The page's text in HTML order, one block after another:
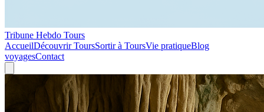
Tribune Hebdo Tours
AccueilDécouvrir ToursSortir à ToursVie pratiqueBlog
voyagesContact